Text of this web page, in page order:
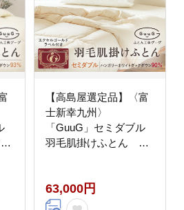
【高島屋選定品】〈富
士新幸九州〉
「GuuG」セミダブル
羽毛肌掛けふとん ハ
市》 寝具 ダウンケット
布団 クール寝具 オール
63,000円